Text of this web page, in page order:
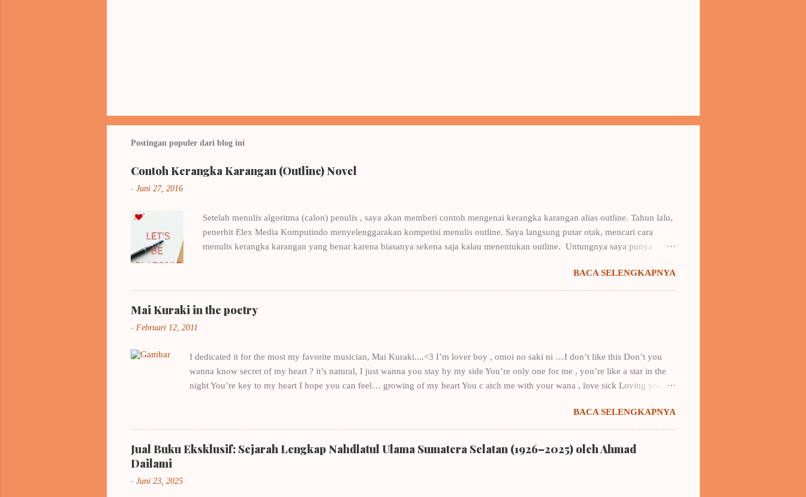
Postingan populer dari blog ini
Contoh Kerangka Karangan (Outline) Novel
- Juni 27, 2016
Setelah menulis algoritma (calon) penulis , saya akan memberi contoh mengenai kerangka karangan alias outline. Tahun lalu,
penerbit Elex Media Komputindo menyelenggarakan kompetisi menulis outline. Saya langsung putar otak, mencari cara
menulis kerangka karangan yang benar karena biasanya sekena saja kalau menentukan outline. Untungnya saya punya
Pertamamu milik Winna Efendi. Salah satu pembahasan di buku tersebut adalah menulis kerangka karangan + contohnya.
Belajar dari contohnya Winna Efendi, saya merancang kerangka Let's Be Platonic . Dan kerangka amburadul itu -kala itu
EYD saya amat-sangat-sangat berantakan, sekarang pun masih berantakan- mengantarkan saya ke gathering & fun writing
workshop romance novel dan akhirnya membuat saya bergabung dengan keempat penulis lain di bawah bendera novel
BACA SELENGKAPNYA
Mai Kuraki in the poetry
- Februari 12, 2011
I dedicated it for the most my favorite musician, Mai Kuraki....<3 I’m lover boy , omoi no saki ni …I don’t like this Don’t you
wanna know secret of my heart ? it’s natural, I just wanna you stay by my side You’re only one for me , you’re like a star in the
night You’re key to my heart I hope you can feel… growing of my heart You c atch me with your wana , love sick Loving you….
love? My hearts is full with the questions, in the state of mind , who do you love? Don’t you look at me (one)? it sounds like
kakenukeru inazuma Hey, Just a little bit , there am I in your heart? you are not the only one You’re my all, yeah…I’m not that
kind a girl , it’s a reason? So I give you spirit and support, “what are you waiting for?” Just say love to her, but, in my deepest
heart, I'm afraid if you not with me again, oh God rescue me! Although, not me in your...
BACA SELENGKAPNYA
Jual Buku Eksklusif: Sejarah Lengkap Nahdlatul Ulama Sumatera Selatan (1926–2025) oleh Ahmad
Dailami
- Juni 23, 2025